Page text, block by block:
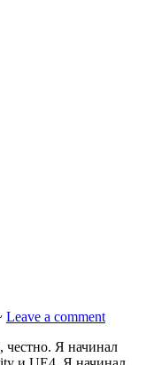
Leave a comment
честно. Я начинал